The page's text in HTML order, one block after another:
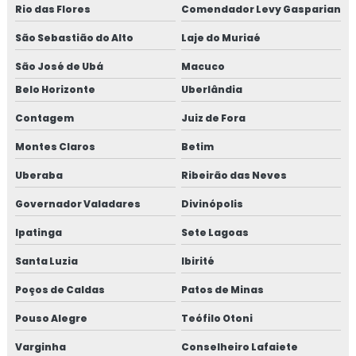
Fabricante de fibra para concreto em sp
Fabricante de fibra estrutural
Fabricante de fibra metálica para concreto
Fabricante de fibra metálica para concreto em sp
Fabricante de fibra sintética para concreto
Fabricante de fibra sintética para concreto em sp
Fabricante de macrofibra de aço para concreto
Fabricante de macrofibra de aço para concreto em sp
Fibra de aço para concreto
Fibra de aço para concreto preço
Rio das Flores Comendador Levy Gasparian
São Sebastião do Alto Laje do Muriaé
São José de Ubá
Macuco
Belo Horizonte
Uberlândia
Contagem Juiz de Fora
Montes Claros Betim
Uberaba Ribeirão das Neves
Governador Valadares Divinópolis
Ipatinga Sete Lagoas
Santa Luzia Ibirité
Poços de Caldas Patos de Minas
Pouso Alegre Teófilo Otoni
Varginha Conselheiro Lafaiete